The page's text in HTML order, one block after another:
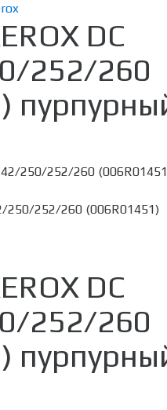
DC
252/260
250/252/260 (006R01451)
DC
252/260